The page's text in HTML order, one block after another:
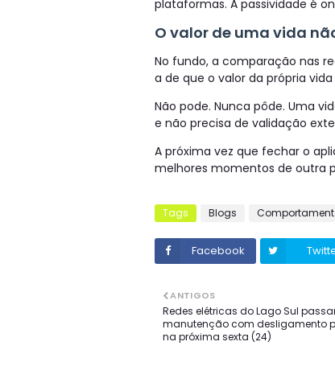
plataformas. A passividade é
O valor de uma vida
No fundo, a comparação nas
a de que o valor da própria
Não pode. Nunca pôde. Uma
e não precisa de validação
A próxima vez que fechar o
melhores momentos de outra
Tags Blogs
Facebook
ANTIGOS
Redes elétricas do Lago Sul
manutenção com desligamento
na próxima sexta (24)